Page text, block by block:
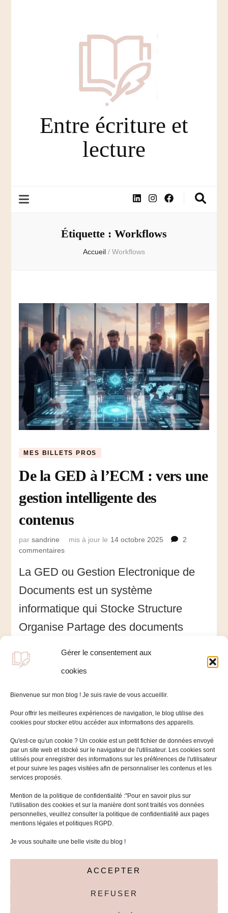
Gérer le consentement aux
cookies
Bienvenue sur mon blog ! Je suis ravie de vous accueillir.
Pour offrir les meilleures expériences de navigation, le blog utilise des
cookies pour stocker et/ou accéder aux informations des appareils.
Qu'est-ce qu'un cookie ? Un cookie est un petit fichier de données envoyé
par un site web et stocké sur le navigateur de l'utilisateur. Les cookies sont
utilisés pour enregistrer des informations sur les préférences de l'utilisateur
et pour suivre les pages visitées afin de personnaliser les contenus et les
services proposés.
Mention de la politique de confidentialité :"Pour en savoir plus sur
l'utilisation des cookies et sur la manière dont sont traités vos données
personnelles, veuillez consulter la politique de confidentialité aux pages
mentions légales et politiques RGPD.
Je vous souhaite une belle visite du blog !
ACCEPTER
REFUSER
Entre écriture et
lecture
Étiquette : Workflows
Accueil / Workflows
MES BILLETS PROS
De la GED à l’ECM : vers une
gestion intelligente des
contenus
parsandrine mis à jour le 14 octobre 2025
2
commentaires
la
à
:
vers
intelligente
des
La GED ou Gestion Electronique de
Documents est un système
informatique qui Stocke Structure
Organise Partage des documents
l’information, plus facilement et plus
Politique de cookies (UE)
Rechercher :